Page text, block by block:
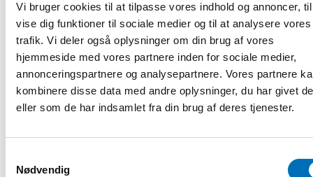
Vi bruger cookies til at tilpasse vores indhold og annoncer,
vise dig funktioner til sociale medier og til at analysere vores
trafik. Vi deler også oplysninger om din brug af vores
hjemmeside med vores partnere inden for sociale medier,
annonceringspartnere og analysepartnere. Vores partnere
kombinere disse data med andre oplysninger, du har givet
eller som de har indsamlet fra din brug af deres tjenester.
Nødvendig
hyvinvoinnin laitos, Suomi
8.55–9.10 Tilanne Norjassa huumeiden dekriminalisoinnin
selvittämisestä tehdyn päätöksen jälkeen
Torbjørn K. Brekke, osastopäällikkö, kansanterveysosasto,
Helse- og omsorgsdepartementet, Norja (englanniksi)
9.10–9.45 Paneelikeskustelu